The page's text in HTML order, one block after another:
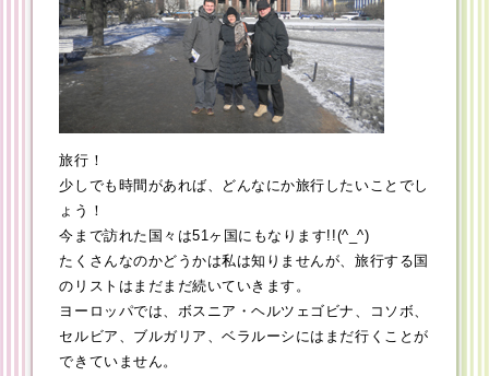
旅行！
少しでも時間があれば、どんなにか旅行したいことでし
ょう！
今まで訪れた国々は51ヶ国にもなります!!(^_^)
たくさんなのかどうかは私は知りませんが、旅行する国
のリストはまだまだ続いていきます。
ヨーロッパでは、ボスニア・ヘルツェゴビナ、コソボ、
セルビア、ブルガリア、ベラルーシにはまだ行くことが
できていません。